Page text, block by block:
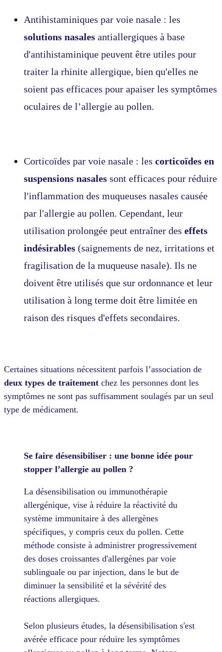
Antihistaminiques par voie nasale : les
solutions nasales antiallergiques à base
d'antihistaminique peuvent être utiles pour
traiter la rhinite allergique, bien qu'elles ne
soient pas efficaces pour apaiser les symptômes
oculaires de l’allergie au pollen.
Corticoïdes par voie nasale : les corticoïdes en
suspensions nasales sont efficaces pour réduire
l'inflammation des muqueuses nasales causée
par l'allergie au pollen. Cependant, leur
utilisation prolongée peut entraîner des effets
indésirables (saignements de nez, irritations et
fragilisation de la muqueuse nasale). Ils ne
doivent être utilisés que sur ordonnance et leur
utilisation à long terme doit être limitée en
raison des risques d'effets secondaires.
Certaines situations nécessitent parfois l’association de
deux types de traitement chez les personnes dont les
symptômes ne sont pas suffisamment soulagés par un seul
type de médicament.
Se faire désensibiliser : une bonne idée pour
stopper l’allergie au pollen ?
La désensibilisation ou immunothérapie
allergénique, vise à réduire la réactivité du
système immunitaire à des allergènes
spécifiques, y compris ceux du pollen. Cette
méthode consiste à administrer progressivement
des doses croissantes d'allergènes par voie
sublinguale ou par injection, dans le but de
diminuer la sensibilité et la sévérité des
réactions allergiques.
Selon plusieurs études, la désensibilisation s'est
avérée efficace pour réduire les symptômes